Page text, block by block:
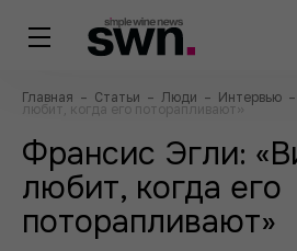
Главная – Статьи – Люди – Интервью –
любит, когда его поторапливают»
Франсис Эгли:
любит, когда его
поторапливают»